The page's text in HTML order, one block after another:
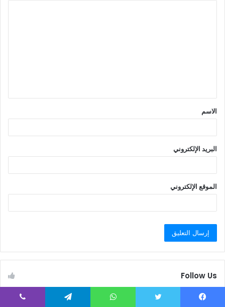
ق
*
الاسم
البريد الإلكتروني
الموقع الإلكتروني
Follow Us